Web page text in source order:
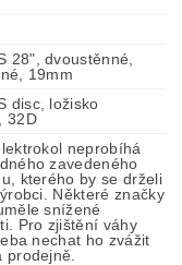
28", dvoustěnné,
19mm
disc, ložisko
32D
neprobíhá
zavedeného
kterého by se drželi
Některé značky
snížené
Pro zjištění váhy
nechat ho zvážit
prodejně.